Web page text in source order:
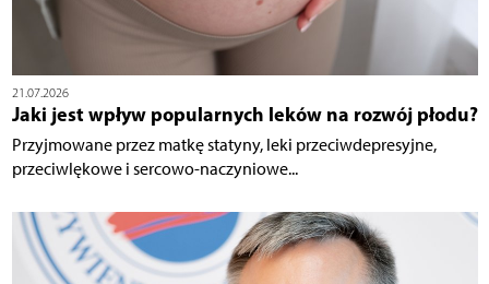
21.07.2026
Jaki jest wpływ popularnych leków na rozwój płodu?
Przyjmowane przez matkę statyny, leki przeciwdepresyjne,
przeciwlękowe i sercowo-naczyniowe...